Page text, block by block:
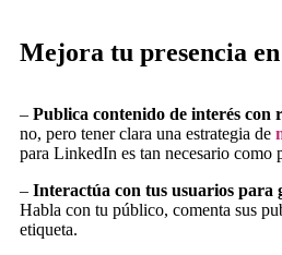
Mejora tu presencia
– Publica contenido de interés con
no, pero tener clara una estrategia de
para LinkedIn es tan necesario como
– Interactúa con tus usuarios para
Habla con tu público, comenta sus
etiqueta.